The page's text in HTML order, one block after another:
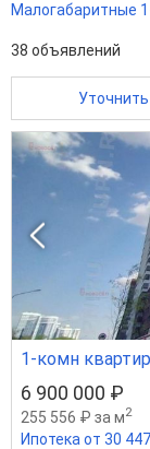
Малогабаритные
38 объявлений
1-комн
6 900 000 ₽
255 556 ₽ за м2
Ипотека от 30